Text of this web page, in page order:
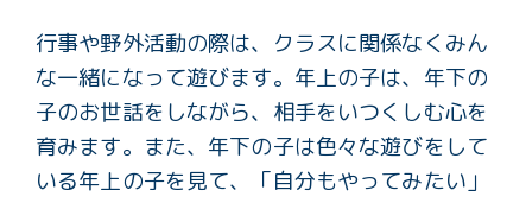
行事や野外活動の際は、クラスに関係なくみん
な一緒になって遊びます。年上の子は、年下の
子のお世話をしながら、相手をいつくしむ心を
育みます。また、年下の子は色々な遊びをして
いる年上の子を見て、「自分もやってみたい」